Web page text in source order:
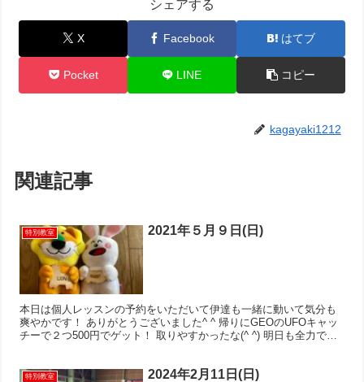
シェアする
X Facebook はてブ
Pocket LINE コピー
kagayaki1212
関連記事
特別教室 2021年５月９日(日)
本日は個人レッスンの予約をいただいて伊達も一緒に動いて気分も
爽やかです！ ありがとうございました^ ^ 帰りにGEOのUFOキャッ
チーで２つ500円でゲット！ 取りやすかったな(^ ^) 明日も全力で
特別教室 2024年2月11日(日)